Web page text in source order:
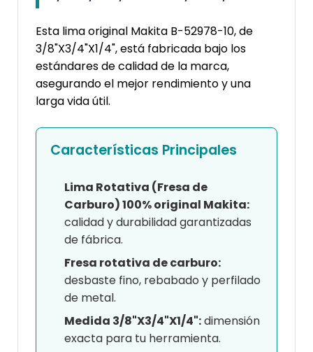
Esta lima original Makita B-52978-10, de
3/8"X3/4"X1/4", está fabricada bajo los
estándares de calidad de la marca,
asegurando el mejor rendimiento y una
larga vida útil.
Características Principales
Lima Rotativa (Fresa de
Carburo) 100% original Makita:
calidad y durabilidad garantizadas
de fábrica.
Fresa rotativa de carburo:
desbaste fino, rebabado y perfilado
de metal.
Medida 3/8"X3/4"X1/4":dimensión
exacta para tu herramienta.